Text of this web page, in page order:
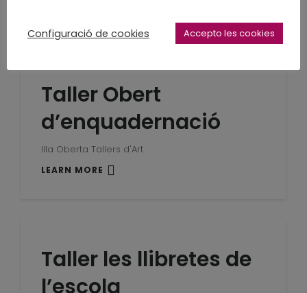
Taller Obert
d’enquadernació
Illa Oberta Tallers d'Art
LEARN MORE
Taller les llibretes de
l’escola
Configuració de cookies Accepto les cookies